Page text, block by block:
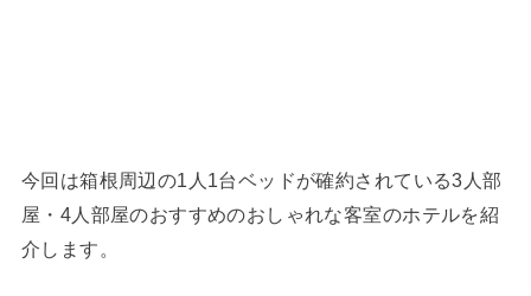
今回は箱根周辺の1人1台ベッドが確約されている3人部
屋・4人部屋のおすすめのおしゃれな客室のホテルを紹
介します。